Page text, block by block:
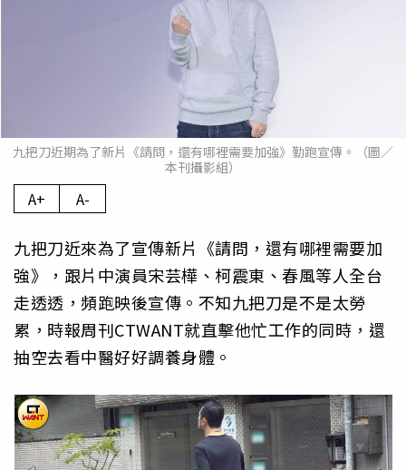
九把刀近期為了新片《請問，還有哪裡需要加強》勤跑宣傳。（圖／
本刊攝影組）
A+ A-
九把刀近來為了宣傳新片《請問，還有哪裡需要加
強》，跟片中演員宋芸樺、柯震東、春風等人全台
走透透，頻跑映後宣傳。不知九把刀是不是太勞
累，時報周刊CTWANT就直擊他忙工作的同時，還
抽空去看中醫好好調養身體。